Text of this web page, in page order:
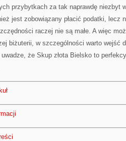
przybytkach za tak naprawdę niezbyt
jest zobowiązany płacić podatki, lecz
raczej nie są małe. A więc
biżuterii, w szczególności warto wejść
że Skup złota Bielsko to